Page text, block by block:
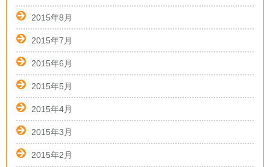
2015年8月
2015年7月
2015年6月
2015年5月
2015年4月
2015年3月
2015年2月